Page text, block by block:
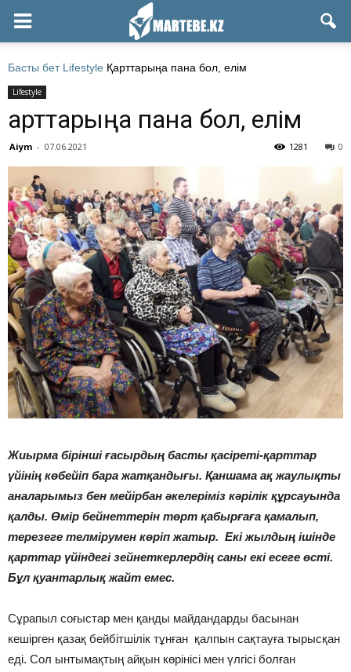
Басты бет Lifestyle Қарттарыңа пана бол, елім
Lifestyle
Қарттарыңа пана бол, елім
Aiym - 07.06.2021 0
1281
Жиырма бірінші ғасырдың басты қасіреті-қарттар
үйінің көбейіп бара жатқандығы. Қаншама ақ жаулықты
аналарымыз бен мейірбан әкелеріміз кәрілік құрсауында
қалды. Өмір бейнеттерін төрт қабырғаға қамалып,
терезеге телмірумен көріп жатыр. Екі жылдың ішінде
қарттар үйіндегі зейнеткерлердің саны екі есеге өсті.
Бұл қуантарлық жайт емес.
Сұрапыл соғыстар мен қанды майдандарды басынан
кешірген қазақ бейбітшілік тұнған қалпын сақтауға тырысқан
еді. Сол ынтымақтың айқын көрінісі мен үлгісі болған